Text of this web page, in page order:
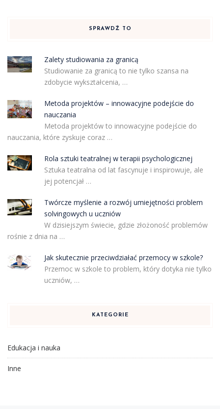
SPRAWDŹ TO
Zalety studiowania za granicą
Studiowanie za granicą to nie tylko szansa na
zdobycie wykształcenia, …
Metoda projektów – innowacyjne podejście do
nauczania
Metoda projektów to innowacyjne podejście do
nauczania, które zyskuje coraz …
Rola sztuki teatralnej w terapii psychologicznej
Sztuka teatralna od lat fascynuje i inspirowuje, ale
jej potencjał …
Twórcze myślenie a rozwój umiejętności problem
solvingowych u uczniów
W dzisiejszym świecie, gdzie złożoność problemów
rośnie z dnia na …
Jak skutecznie przeciwdziałać przemocy w szkole?
Przemoc w szkole to problem, który dotyka nie tylko
uczniów, …
KATEGORIE
Edukacja i nauka
Inne